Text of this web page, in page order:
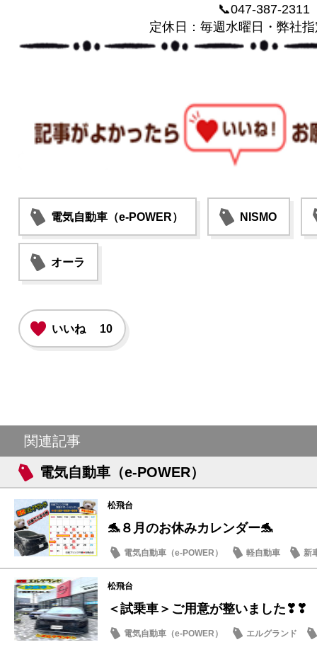
📞047-387-2311
定休日：毎週水曜日・弊社
電気自動車（e-POWER） NISMO
オーラ
いいね 10
関連記事
電気自動車（e-POWER）
松飛台
🐬８月のお休みカレンダー🐬
電気自動車（e-POWER） 軽自動車
新
日産のお店
松飛台
＜試乗車＞ご用意が整いました❣❣
電気自動車（e-POWER）
エルグランド